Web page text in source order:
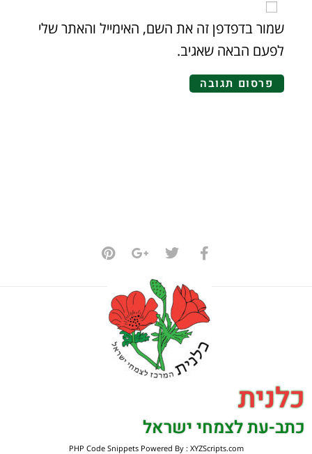
שמור בדפדפן זה את השם, האימייל והאתר שלי
לפעם הבאה שאגיב.
כלנית
כתב-עת לצמחי ישראל
PHP Code SnippetsPowered By : XYZScripts.com